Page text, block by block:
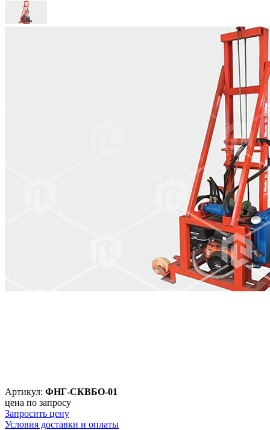
Артикул: ФНГ-СКВБО-01
цена по запросу
Запросить цену
Условия доставки и оплаты